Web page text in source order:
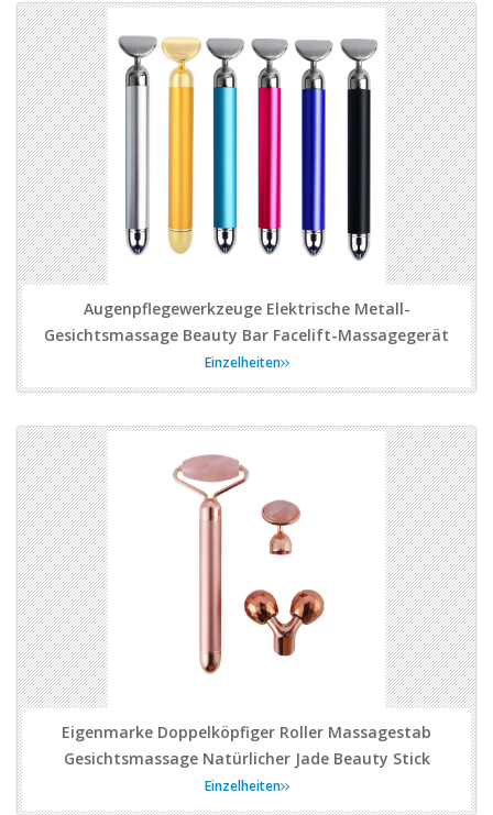
Augenpflegewerkzeuge Elektrische Metall-
Gesichtsmassage Beauty Bar Facelift-Massagegerät
Einzelheiten
Eigenmarke Doppelköpfiger Roller Massagestab
Gesichtsmassage Natürlicher Jade Beauty Stick
Einzelheiten